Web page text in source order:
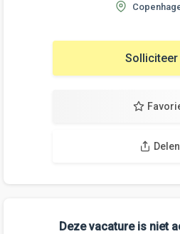
Solliciteer
Delen
Deze vacature is niet